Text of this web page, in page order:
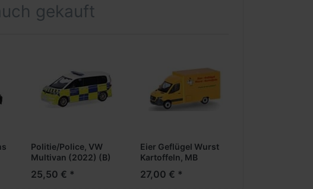
gekauft
Politie/Police, VW
Multivan (2022) (B)
25,50 € *
Eier Geflügel Wurst
Kartoffeln, MB
27,00 € *